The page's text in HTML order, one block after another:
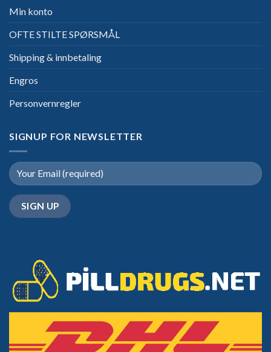
Min konto
OFTE STILTE SPØRSMÅL
Shipping & innbetaling
Engros
Personvernregler
SIGNUP FOR NEWSLETTER